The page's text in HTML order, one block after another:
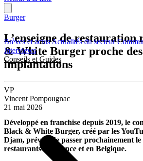
Brèves et actusActualités du secteur
Interviews
Conseils et Guides
Burger
L’enseigne de restauration
& White Burger proche
implantations
VP
Vincent Pompougnac
21 mai 2026
Développé en franchise depuis 2019, le
Black & White Burger, créé par les
Djam, prévoit de passer prochainement le
restaurants en France et en Belgique.